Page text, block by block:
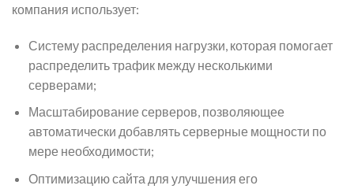
компания использует:
Систему распределения нагрузки, которая помогает
распределить трафик между несколькими
серверами;
Масштабирование серверов, позволяющее
автоматически добавлять серверные мощности по
мере необходимости;
Оптимизацию сайта для улучшения его